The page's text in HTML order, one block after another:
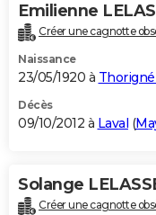
Emilienne
Créer une cagnotte
Naissance
23/05/1920 à
Décès
09/10/2012 à Laval (
Solange
Créer une cagnotte